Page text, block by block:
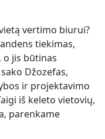
vertimo biurui?
tiekimas,
jis būtinas
Džozefas,
ir projektavimo
iš keleto vietovių,
parenkame